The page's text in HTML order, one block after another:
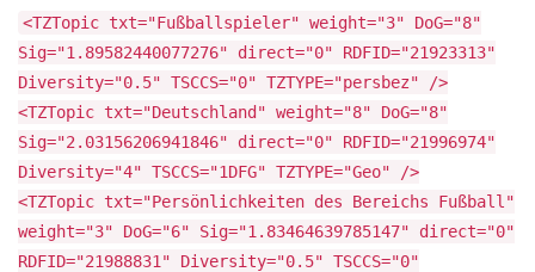
<TZTopic txt="Fußballspieler" weight="3" DoG="8"
Sig="1.89582440077276" direct="0" RDFID="21923313"
Diversity="0.5" TSCCS="0" TZTYPE="persbez" />
<TZTopic txt="Deutschland" weight="8" DoG="8"
Sig="2.03156206941846" direct="0" RDFID="21996974"
Diversity="4" TSCCS="1DFG" TZTYPE="Geo" />
<TZTopic txt="Persönlichkeiten des Bereichs Fußball"
weight="3" DoG="6" Sig="1.83464639785147" direct="0"
RDFID="21988831" Diversity="0.5" TSCCS="0"